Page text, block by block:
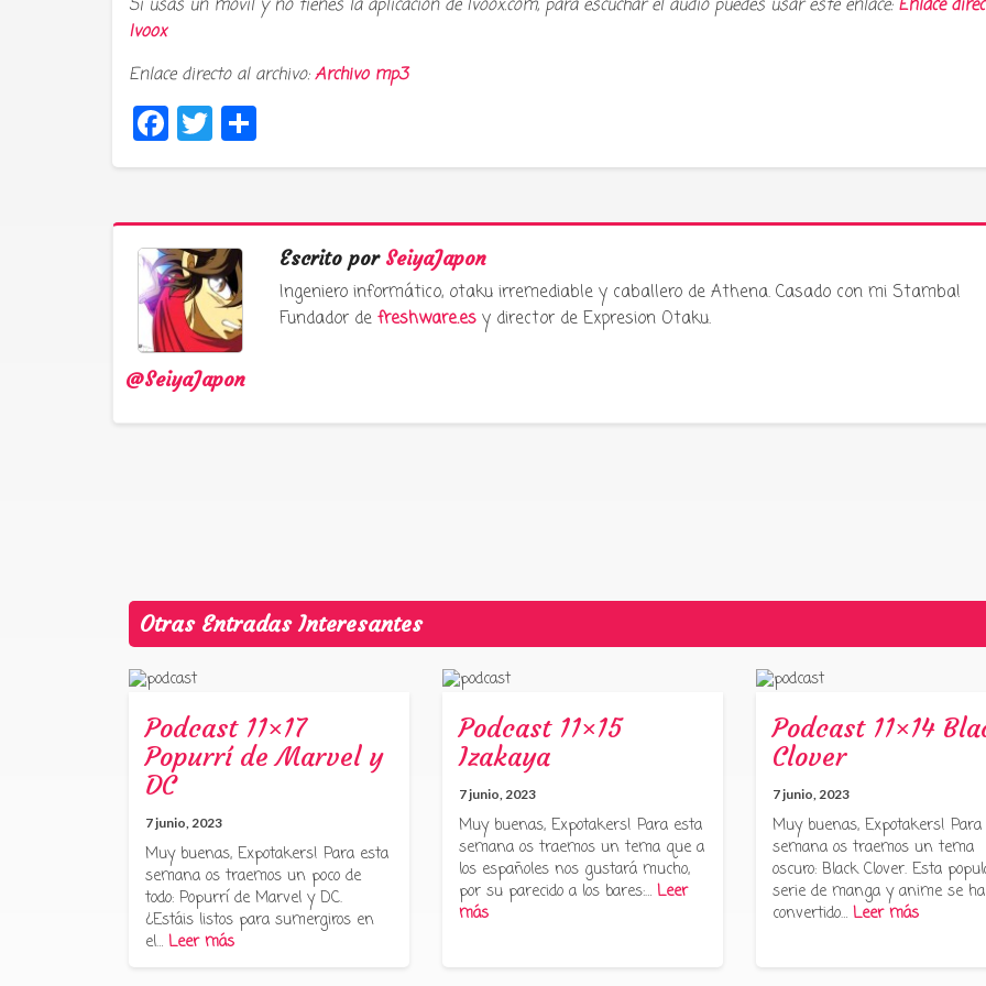
Si usas un movil y no tienes la aplicación de Ivoox.com, para escuchar el audio puedes usar este enlace: Enlace
Ivoox
Enlace directo al archivo:Archivo mp3
Facebook
Twitter
@SeiyaJapon
Escrito por SeiyaJapon
Ingeniero informático, otaku irremediable y caballero de Athena. Casado con mi Stamba!
Fundador de freshware.esy director de Expresion Otaku.
Otras Entradas Interesantes
Podcast 11×17
Popurrí de Marvel y
DC
7 junio, 2023
Muy buenas, Expotakers! Para esta
semana os traemos un poco de
todo: Popurrí de Marvel y DC.
¿Estáis listos para sumergiros en
el… Leer más
Podcast 11×15
Izakaya
7 junio, 2023
Muy buenas, Expotakers! Para esta
semana os traemos un tema que a
los españoles nos gustará mucho,
por su parecido a los bares:… Leer
más
Podcast 11×14
Clover
7 junio, 2023
Muy buenas, Expotakers!
semana os traemos un tema
oscuro: Black Clover. Esta
serie de manga y anime se ha
convertido… Leer más